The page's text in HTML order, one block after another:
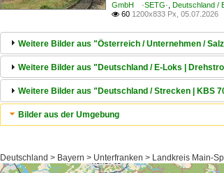
GmbH ·SETG· Deutschland /
 60 1200x833 Px, 05.07.2026
Weitere Bilder aus "Österreich / Unternehmen /
Weitere Bilder aus "Deutschland / E-Loks |
Weitere Bilder aus "Deutschland / Strecken | KBS
Bilder aus der Umgebung
Deutschland > Bayern > Unterfranken > Landkreis Main-